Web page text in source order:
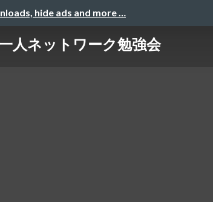
hide ads and more …
人ネットワーク勉強会